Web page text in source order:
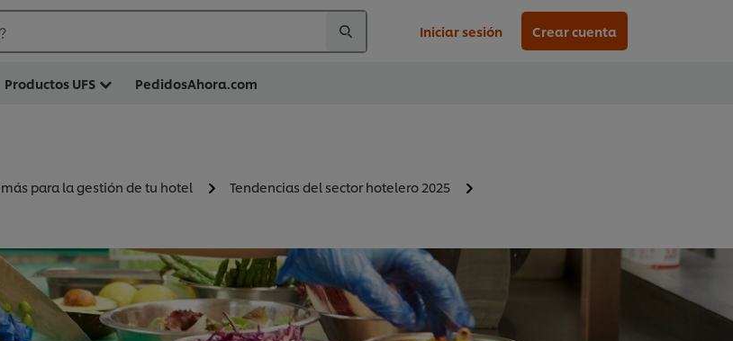
Iniciar sesión Crear cuenta
Productos UFS PedidosAhora.com
para la gestión de tu hotel
Tendencias del sector hotelero 2025